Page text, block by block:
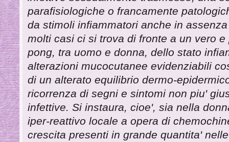
parafisiologiche o francamente
da stimoli infiammatori anche in
molti casi ci si trova di fronte a un vero
pong, tra uomo e donna, dello stato
alterazioni mucocutanee evidenziabili
di un alterato equilibrio dermo-
ricorrenza di segni e sintomi non piu'
infettive. Si instaura, cioe', sia nella
iper-reattivo locale a opera di
crescita presenti in grande quantita'